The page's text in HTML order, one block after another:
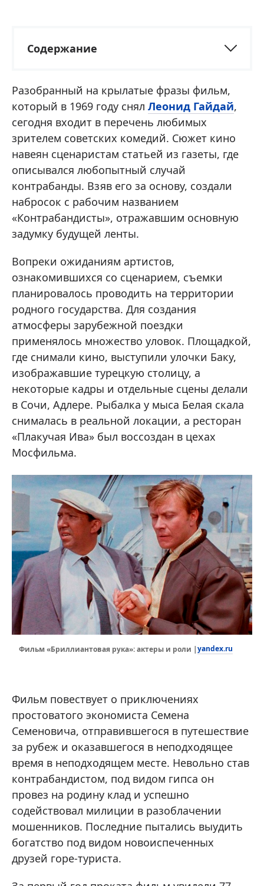
Содержание
Разобранный на крылатые фразы фильм,
который в 1969 году снял Леонид Гайдай,
сегодня входит в перечень любимых
зрителем советских комедий. Сюжет кино
навеян сценаристам статьей из газеты, где
описывался любопытный случай
контрабанды. Взяв его за основу, создали
набросок с рабочим названием
«Контрабандисты», отражавшим основную
задумку будущей ленты.
Вопреки ожиданиям артистов,
ознакомившихся со сценарием, съемки
планировалось проводить на территории
родного государства. Для создания
атмосферы зарубежной поездки
применялось множество уловок. Площадкой,
где снимали кино, выступили улочки Баку,
изображавшие турецкую столицу, а
некоторые кадры и отдельные сцены делали
в Сочи, Адлере. Рыбалка у мыса Белая скала
снималась в реальной локации, а ресторан
«Плакучая Ива» был воссоздан в цехах
Мосфильма.
Фильм «Бриллиантовая рука»: актеры и роли |yandex.ru
Фильм повествует о приключениях
простоватого экономиста Семена
Семеновича, отправившегося в путешествие
за рубеж и оказавшегося в неподходящее
время в неподходящем месте. Невольно став
контрабандистом, под видом гипса он
провез на родину клад и успешно
содействовал милиции в разоблачении
мошенников. Последние пытались выудить
богатство под видом новоиспеченных
друзей горе-туриста.